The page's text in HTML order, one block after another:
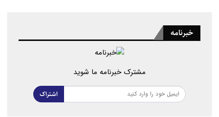
خبرنامه
مشترک خبرنامه ما شوید
اشتراک